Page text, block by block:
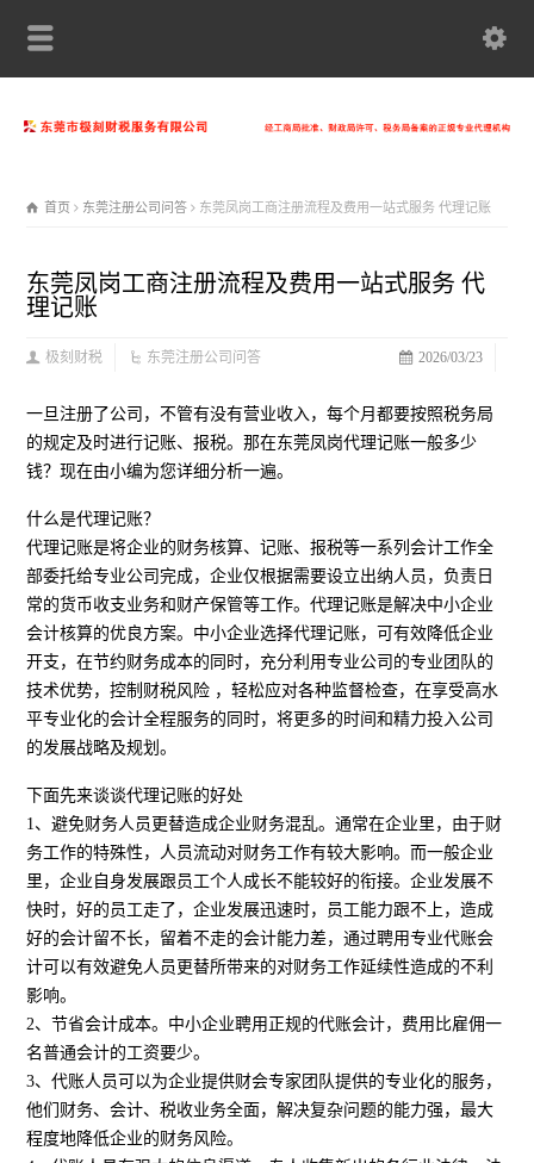
首页 东莞注册公司问答 东莞凤岗工商注册流程及费用一站式服务 代理记账
东莞凤岗工商注册流程及费用一站式服务 代
理记账
2026/03/23
极刻财税 东莞注册公司问答
一旦注册了公司，不管有没有营业收入，每个月都要按照税务局
的规定及时进行记账、报税。那在东莞凤岗代理记账一般多少
钱？现在由小编为您详细分析一遍。
什么是代理记账？
代理记账是将企业的财务核算、记账、报税等一系列会计工作全
部委托给专业公司完成，企业仅根据需要设立出纳人员，负责日
常的货币收支业务和财产保管等工作。代理记账是解决中小企业
会计核算的优良方案。中小企业选择代理记账，可有效降低企业
开支，在节约财务成本的同时，充分利用专业公司的专业团队的
技术优势，控制财税风险 ，轻松应对各种监督检查，在享受高水
平专业化的会计全程服务的同时，将更多的时间和精力投入公司
的发展战略及规划。
下面先来谈谈代理记账的好处
1、避免财务人员更替造成企业财务混乱。通常在企业里，由于财
务工作的特殊性，人员流动对财务工作有较大影响。而一般企业
里，企业自身发展跟员工个人成长不能较好的衔接。企业发展不
快时，好的员工走了，企业发展迅速时，员工能力跟不上，造成
好的会计留不长，留着不走的会计能力差，通过聘用专业代账会
计可以有效避免人员更替所带来的对财务工作延续性造成的不利
影响。
2、节省会计成本。中小企业聘用正规的代账会计，费用比雇佣一
名普通会计的工资要少。
3、代账人员可以为企业提供财会专家团队提供的专业化的服务，
他们财务、会计、税收业务全面，解决复杂问题的能力强，最大
程度地降低企业的财务风险。